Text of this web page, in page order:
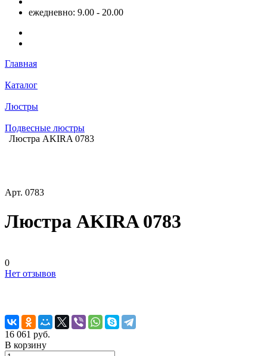
ежедневно: 9.00 - 20.00
Главная
Каталог
Люстры
Подвесные люстры
Люстра AKIRA 0783
Арт. 0783
Люстра AKIRA 0783
0
Нет отзывов
16 061 руб.
В корзину